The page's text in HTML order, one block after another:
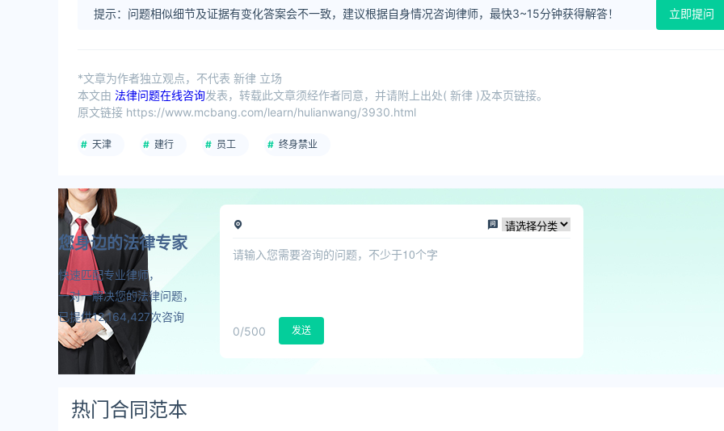
提示：问题相似细节及证据有变化答案会不一致，建议根据自身情况咨询律师，最快3~15分钟获得解答！ 立即提问
*文章为作者独立观点，不代表 新律 立场
本文由 法律问题在线咨询发表，转载此文章须经作者同意，并请附上出处( 新律 )及本页链接。
原文链接 https://www.mcbang.com/learn/hulianwang/3930.html
天津 建行 员工 终身禁业
您身边的法律专家
快速匹配专业律师，
一对一解决您的法律问题，
已提供12,164,427次咨询
0/500 发送
热门合同范本